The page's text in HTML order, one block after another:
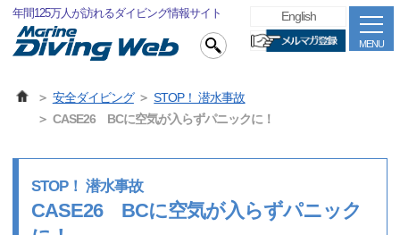
年間125万人が訪れるダイビング情報サイト
MENU
English
安全ダイビング
STOP！ 潜水事故
CASE26 BCに空気が入らずパニックに！
STOP！ 潜水事故
CASE26 BCに空気が入らずパニック